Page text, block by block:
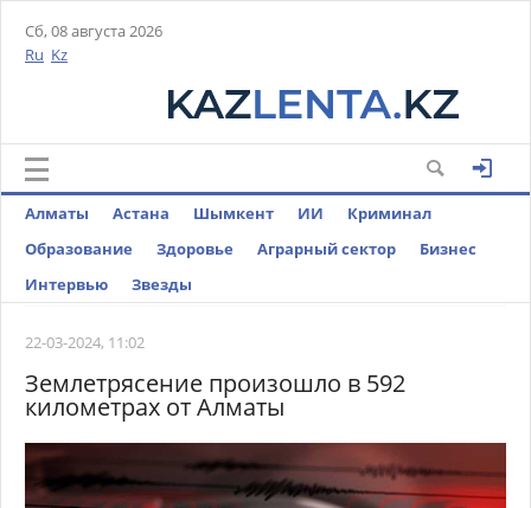
Сб, 08 августа 2026
Ru Kz
Алматы Астана Шымкент ИИ
Криминал
Образование
Здоровье Аграрный сектор
Бизнес
Интервью
Звезды
22-03-2024, 11:02
Землетрясение произошло в 592
километрах от Алматы